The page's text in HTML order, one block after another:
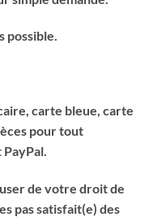
possible.
carte bleue, carte
pour tout
de votre droit de
pas satisfait(e) des